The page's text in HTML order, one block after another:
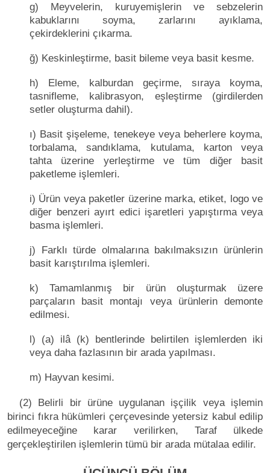
g) Meyvelerin, kuruyemişlerin ve sebzelerin
kabuklarını soyma, zarlarını ayıklama,
çekirdeklerini çıkarma.
ğ) Keskinleştirme, basit bileme veya basit kesme.
h) Eleme, kalburdan geçirme, sıraya koyma,
tasnifleme, kalibrasyon, eşleştirme (girdilerden
setler oluşturma dahil).
ı) Basit şişeleme, tenekeye veya beherlere koyma,
torbalama, sandıklama, kutulama, karton veya
tahta üzerine yerleştirme ve tüm diğer basit
paketleme işlemleri.
i) Ürün veya paketler üzerine marka, etiket, logo ve
diğer benzeri ayırt edici işaretleri yapıştırma veya
basma işlemleri.
j) Farklı türde olmalarına bakılmaksızın ürünlerin
basit karıştırılma işlemleri.
k) Tamamlanmış bir ürün oluşturmak üzere
parçaların basit montajı veya ürünlerin demonte
edilmesi.
l) (a) ilâ (k) bentlerinde belirtilen işlemlerden iki
veya daha fazlasının bir arada yapılması.
m) Hayvan kesimi.
(2) Belirli bir ürüne uygulanan işçilik veya işlemin
birinci fıkra hükümleri çerçevesinde yetersiz kabul edilip
edilmeyeceğine karar verilirken, Taraf ülkede
gerçekleştirilen işlemlerin tümü bir arada mütalaa edilir.